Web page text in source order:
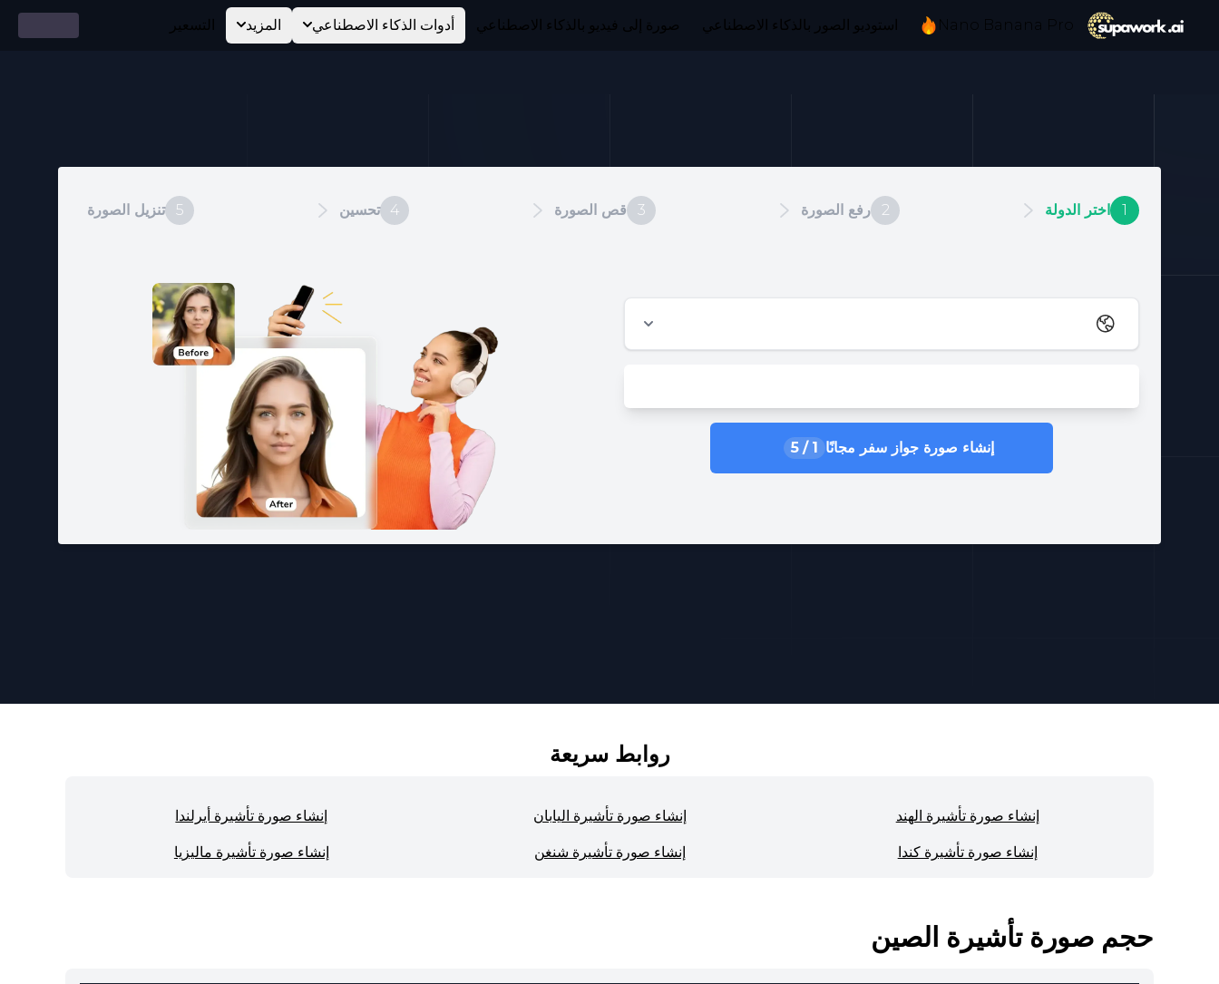
Nano Banana Pro استوديو الصور بالذكاء الاصطناعي صورة إلى فيديو بالذكاء الاصطناعي أدوات الذكاء الاصطناعي المزيد التسعير
1 اختر الدولة 2 رفع الصورة 3 قص الصورة 4 تحسين 5 تنزيل الصورة
إنشاء صورة جواز سفر مجانًا 1
/
5
روابط سريعة
إنشاء صورة تأشيرة الهند إنشاء صورة تأشيرة اليابان إنشاء صورة تأشيرة أيرلندا
إنشاء صورة تأشيرة كندا إنشاء صورة تأشيرة شنغن إنشاء صورة تأشيرة ماليزيا
حجم صورة تأشيرة الصين